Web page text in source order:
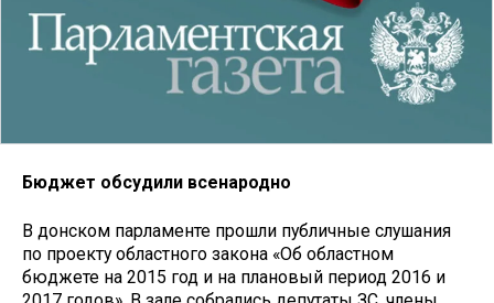
Бюджет обсудили всенародно
В донском парламенте прошли публичные слушания
по проекту областного закона «Об областном
бюджете на 2015 год и на плановый период 2016 и